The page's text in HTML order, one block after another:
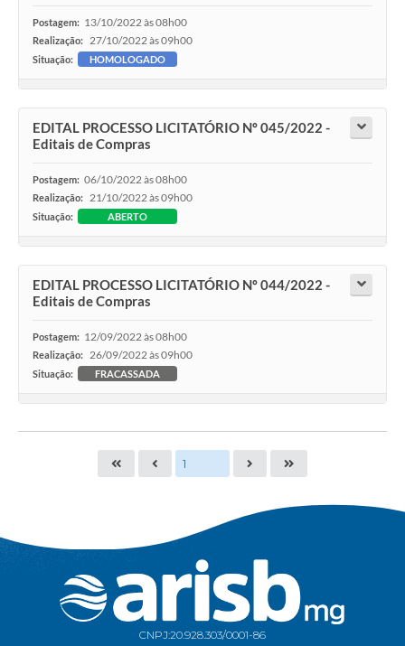
Postagem: 13/10/2022 às 08h00
Realização: 27/10/2022 às 09h00
Situação: HOMOLOGADO
EDITAL PROCESSO LICITATÓRIO Nº 045/2022 -
Editais de Compras
Postagem: 06/10/2022 às 08h00
Realização: 21/10/2022 às 09h00
Situação: ABERTO
EDITAL PROCESSO LICITATÓRIO Nº 044/2022 -
Editais de Compras
Postagem: 12/09/2022 às 08h00
Realização: 26/09/2022 às 09h00
Situação: FRACASSADA
CNPJ:20.928.303/0001-86